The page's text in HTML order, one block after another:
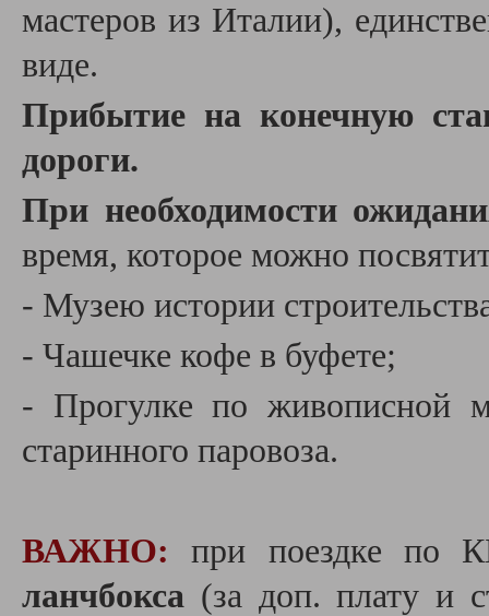
мастеров из Италии),
виде.
Прибытие на конечную
дороги.
При необходимости
время, которое можно
- Музею истории
- Чашечке кофе в буфете;
- Прогулке по живописной
старинного паровоза.
ВАЖНО: при поездке по
ланчбокса (за доп. плату и